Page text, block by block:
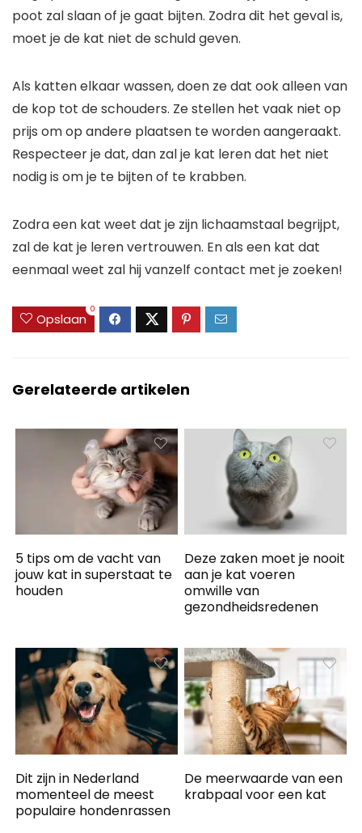
poot zal slaan of je gaat bijten. Zodra dit het geval is,
moet je de kat niet de schuld geven.
Als katten elkaar wassen, doen ze dat ook alleen van
de kop tot de schouders. Ze stellen het vaak niet op
prijs om op andere plaatsen te worden aangeraakt.
Respecteer je dat, dan zal je kat leren dat het niet
nodig is om je te bijten of te krabben.
Zodra een kat weet dat je zijn lichaamstaal begrijpt,
zal de kat je leren vertrouwen. En als een kat dat
eenmaal weet zal hij vanzelf contact met je zoeken!
Opslaan
0
Gerelateerde artikelen
5 tips om de vacht van
jouw kat in superstaat te
houden
Deze zaken moet je nooit
aan je kat voeren
omwille van
gezondheidsredenen
Dit zijn in Nederland
momenteel de meest
populaire hondenrassen
De meerwaarde van een
krabpaal voor een kat